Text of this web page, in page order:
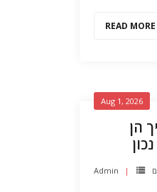
READ MORE
הן
Aug 1, 2026
Admin